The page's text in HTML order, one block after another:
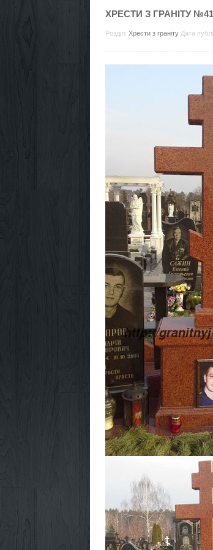
ХРЕСТИ З ГРАНІТУ №41
Розділ: Хрести з граніту Дата
Памятники на двох №3
детальніше